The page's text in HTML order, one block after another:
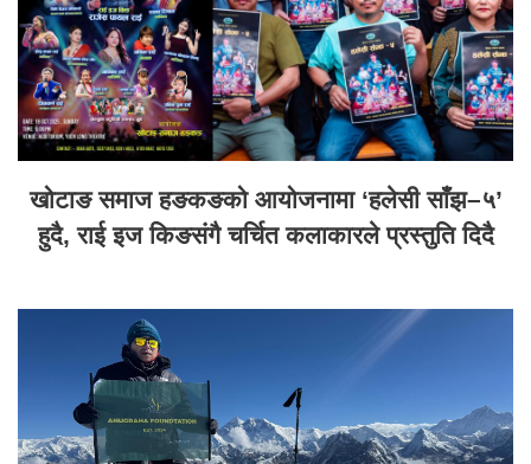
खोटाङ समाज हङकङको आयोजनामा ‘हलेसी साँझ–५’
हुदै, राई इज किङसंगै चर्चित कलाकारले प्रस्तुति दिदै